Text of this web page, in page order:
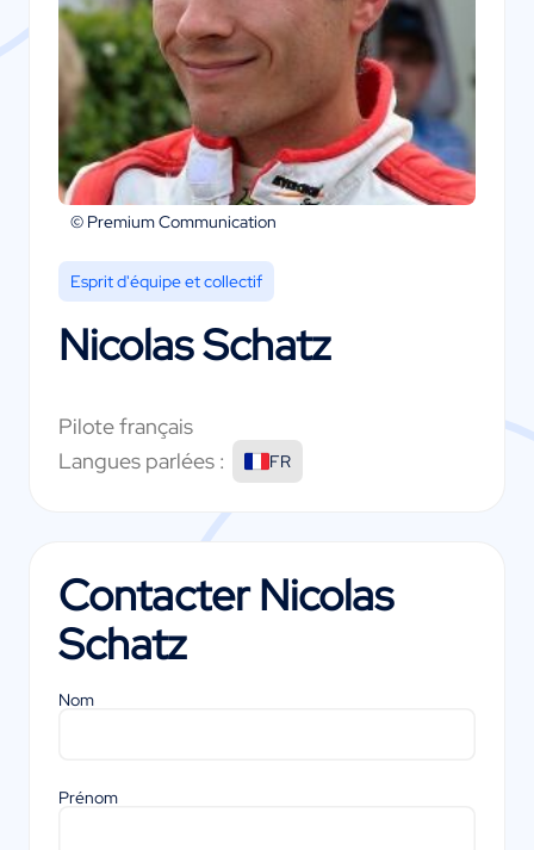
© Premium Communication
Esprit d'équipe et collectif
Nicolas Schatz
Pilote français
Langues parlées :
FR
ContacterNicolas
Schatz
Nom
Prénom